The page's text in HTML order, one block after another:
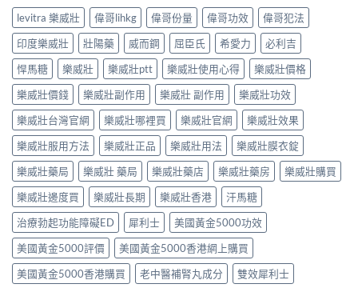
levitra 樂威壯 偉哥lihkg 偉哥份量 偉哥功效
偉哥犯法
印度樂威壯
壯陽藥 威而鋼 屈臣氏 希愛力
必利吉
悍馬糖
樂威壯 樂威壯ptt 樂威壯使用心得
樂威壯價格
樂威壯價錢
樂威壯副作用 樂威壯 副作用
樂威壯功效
樂威壯台灣官網
樂威壯哪裡買 樂威壯官網
樂威壯效果
樂威壯服用方法
樂威壯正品 樂威壯用法
樂威壯膜衣錠
樂威壯藥局
樂威壯 藥局 樂威壯藥店 樂威壯藥房
樂威壯購買
樂威壯邊度買
樂威壯長期 樂威壯香港
汗馬糖
治療勃起功能障礙ED
犀利士
美國黃金5000功效
美國黃金5000評價
美國黃金5000香港網上購買
美國黃金5000香港購買
老中醫補腎丸成分 雙效犀利士